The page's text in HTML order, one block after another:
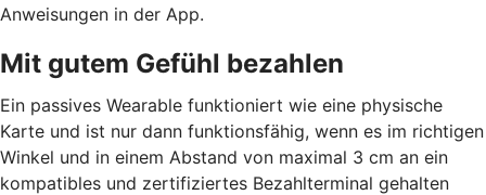
Anweisungen in der App.
Mit gutem Gefühl bezahlen
Ein passives Wearable funktioniert wie eine physische
Karte und ist nur dann funktionsfähig, wenn es im richtigen
Winkel und in einem Abstand von maximal 3 cm an ein
kompatibles und zertifiziertes Bezahlterminal gehalten